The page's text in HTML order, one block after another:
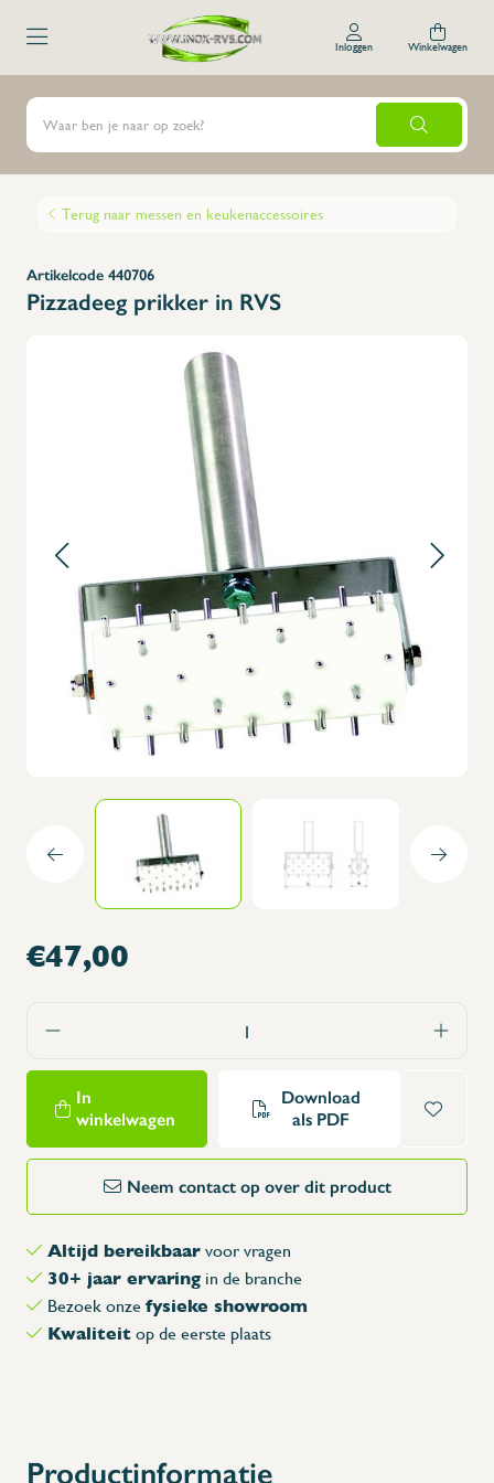
Inloggen Winkelwagen
Terug naar messen en keukenaccessoires
Artikelcode 440706
Pizzadeeg prikker in RVS
€47,00
In
winkelwagen
Download
als PDF
Neem contact op over dit product
Altijd bereikbaar voor vragen
30+ jaar ervaring in de branche
Bezoek onze fysieke showroom
Kwaliteit op de eerste plaats
Productinformatie